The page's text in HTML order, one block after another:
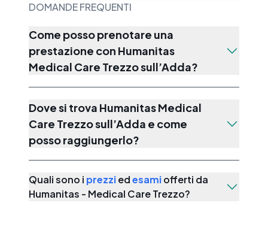
DOMANDE FREQUENTI
Come posso prenotare una
prestazione con Humanitas
Medical Care Trezzo sull’Adda?
Dove si trova Humanitas Medical
Care Trezzo sull’Adda e come
posso raggiungerlo?
Quali sono i prezziedesamiofferti da
Humanitas - Medical Care Trezzo?